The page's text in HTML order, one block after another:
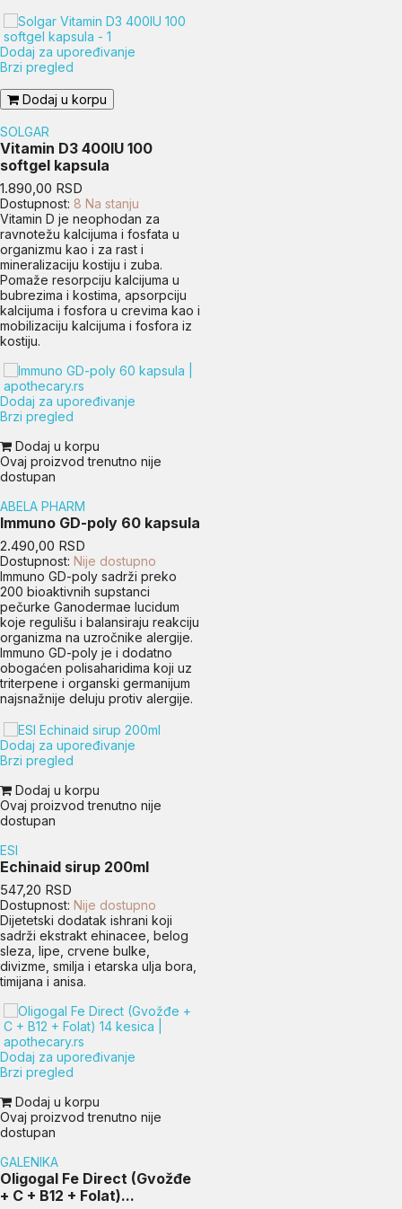
Dodaj za upoređivanje
Brzi pregled
Dodaj u korpu
SOLGAR
Vitamin D3 400IU 100
softgel kapsula
Cena
1.890,00 RSD
Dostupnost: 8 Na stanju
Vitamin D je neophodan za
ravnotežu kalcijuma i fosfata u
organizmu kao i za rast i
mineralizaciju kostiju i zuba.
Pomaže resorpciju kalcijuma u
bubrezima i kostima, apsorpciju
kalcijuma i fosfora u crevima kao i
mobilizaciju kalcijuma i fosfora iz
kostiju.
Dodaj za upoređivanje
Brzi pregled
Dodaj u korpu
Ovaj proizvod trenutno nije
dostupan
ABELA PHARM
Immuno GD-poly 60 kapsula
Cena
2.490,00 RSD
Dostupnost: Nije dostupno
Immuno GD-poly sadrži preko
200 bioaktivnih supstanci
pečurke Ganodermae lucidum
koje regulišu i balansiraju reakciju
organizma na uzročnike alergije.
Immuno GD-poly je i dodatno
obogaćen polisaharidima koji uz
triterpene i organski germanijum
najsnažnije deluju protiv alergije.
Dodaj za upoređivanje
Brzi pregled
Dodaj u korpu
Ovaj proizvod trenutno nije
dostupan
ESI
Echinaid sirup 200ml
Cena
547,20 RSD
Dostupnost: Nije dostupno
Dijetetski dodatak ishrani koji
sadrži ekstrakt ehinacee, belog
sleza, lipe, crvene bulke,
divizme, smilja i etarska ulja bora,
timijana i anisa.
Dodaj za upoređivanje
Brzi pregled
Dodaj u korpu
Ovaj proizvod trenutno nije
dostupan
GALENIKA
Oligogal Fe Direct (Gvožđe
+ C + B12 + Folat)...